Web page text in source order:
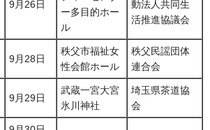
9月26日
ー多目的ホー
ル
動法人共同生
活推進協議会
9月28日
秩父市福祉女
性会館ホール
秩父民謡団体
連合会
9月29日
武蔵一宮大宮
氷川神社
埼玉県茶道協
会